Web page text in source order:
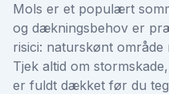
Mols er et populært
og dækningsbehov er
risici: naturskønt område
Tjek altid om
er fuldt dækket før du